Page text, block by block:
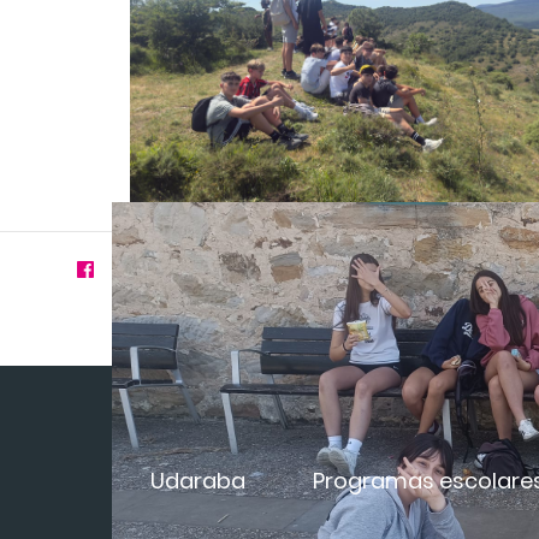
Udaraba Programas